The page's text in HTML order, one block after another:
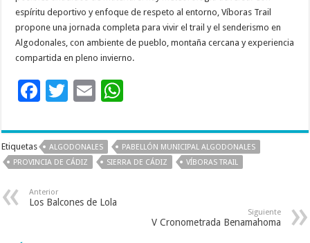
espíritu deportivo y enfoque de respeto al entorno, Víboras Trail
propone una jornada completa para vivir el trail y el senderismo en
Algodonales, con ambiente de pueblo, montaña cercana y experiencia
compartida en pleno invierno.
F
e
b
o
T
tt
er
E
ai
l
at
sA
Etiquetas ALGODONALES
PABELLÓN MUNICIPAL ALGODONALES
PROVINCIA DE CÁDIZ
SIERRA DE CÁDIZ VÍBORAS TRAIL
Anterior
Los Balcones de Lola
Siguiente
V Cronometrada Benamahoma